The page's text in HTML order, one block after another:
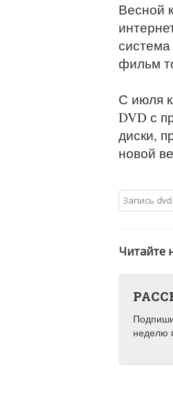
Весной
система
фильм
С июля
DVD с
диски,
новой
Запись dvd
Читайте
неделю